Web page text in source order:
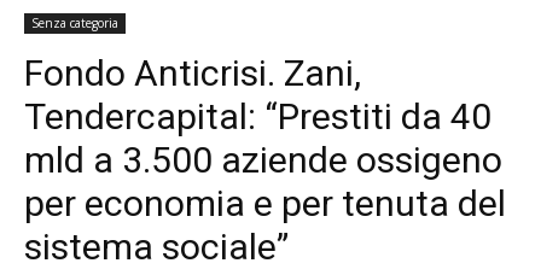
Senza categoria
Fondo Anticrisi. Zani,
Tendercapital: “Prestiti da 40
mld a 3.500 aziende ossigeno
per economia e per tenuta del
sistema sociale”